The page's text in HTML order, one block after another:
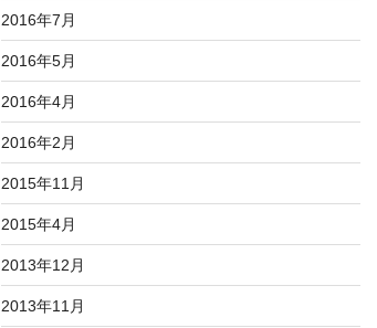
2016年7月
2016年5月
2016年4月
2016年2月
2015年11月
2015年4月
2013年12月
2013年11月